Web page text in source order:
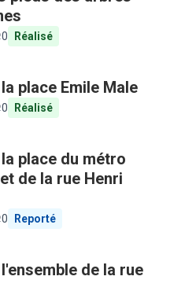
0 Réalisé
place Emile Male
0 Réalisé
place du métro
de la rue Henri
0 Reporté
de la rue